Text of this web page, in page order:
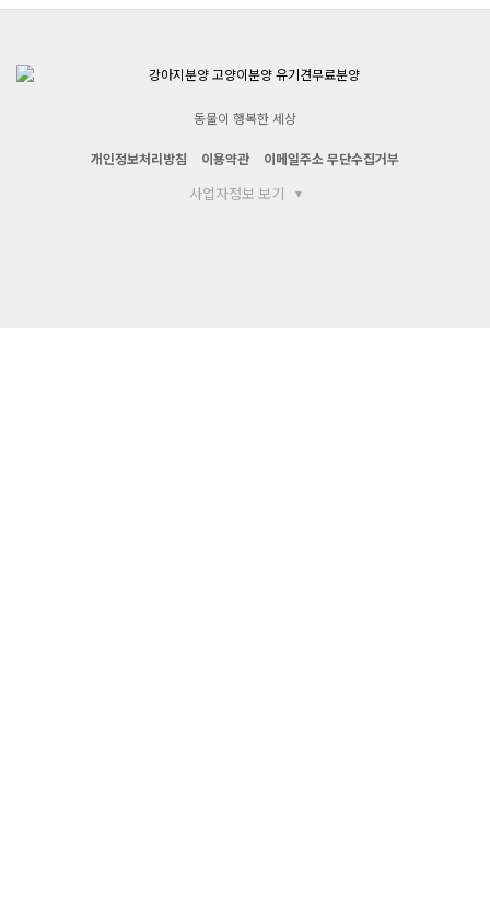
동물이 행복한 세상
개인정보처리방침 이용약관 이메일주소 무단수집거부
사업자정보 보기 ▾